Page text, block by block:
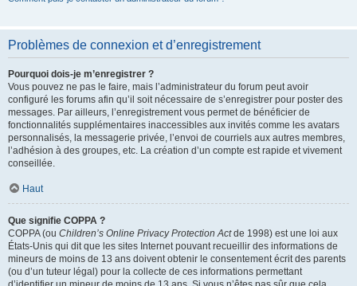
Problèmes de connexion et d’enregistrement
Pourquoi dois-je m’enregistrer ?
Vous pouvez ne pas le faire, mais l’administrateur du forum peut avoir
configuré les forums afin qu’il soit nécessaire de s’enregistrer pour poster des
messages. Par ailleurs, l’enregistrement vous permet de bénéficier de
fonctionnalités supplémentaires inaccessibles aux invités comme les avatars
personnalisés, la messagerie privée, l’envoi de courriels aux autres membres,
l’adhésion à des groupes, etc. La création d’un compte est rapide et vivement
conseillée.
Haut
Que signifie COPPA ?
COPPA (ou Children’s Online Privacy Protection Actde 1998) est une loi aux
États-Unis qui dit que les sites Internet pouvant recueillir des informations de
mineurs de moins de 13 ans doivent obtenir le consentement écrit des parents
(ou d’un tuteur légal) pour la collecte de ces informations permettant